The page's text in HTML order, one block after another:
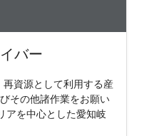
バー
資源として利用する産
その他諸作業をお願い
アを中心とした愛知岐